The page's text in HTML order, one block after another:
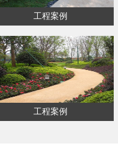
工程案例
工程案例